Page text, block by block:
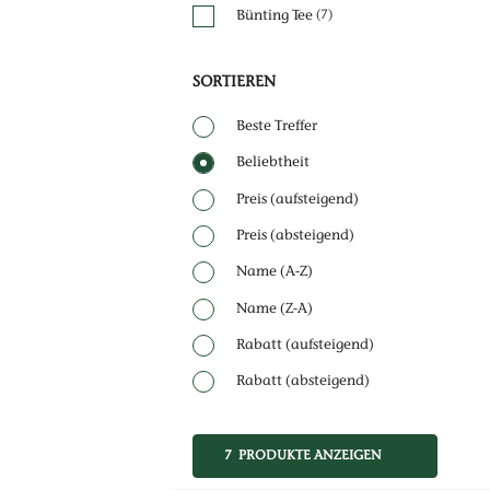
Bünting Tee (7)
SORTIEREN
Beste Treffer
Beliebtheit
Preis (aufsteigend)
Preis (absteigend)
Name (A-Z)
Name (Z-A)
Rabatt (aufsteigend)
Rabatt (absteigend)
7 PRODUKTE ANZEIGEN